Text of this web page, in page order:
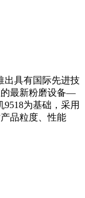
出具有国际先进技
的最新粉磨设备—
为基础，采用
品粒度、性能